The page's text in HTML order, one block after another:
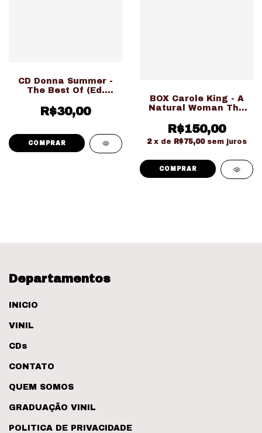
CD Donna Summer -
The Best Of (Ed.
R$30,00
BOX Carole King - A
Natural Woman The
1976 (Usado Ed.
Importado Duplo +
Livreto)
R$150,00
2 x de R$75,00 sem juros
Departamentos
INICIO
VINIL
CDs
CONTATO
QUEM SOMOS
GRADUAÇÃO VINIL
POLITICA DE PRIVACIDADE